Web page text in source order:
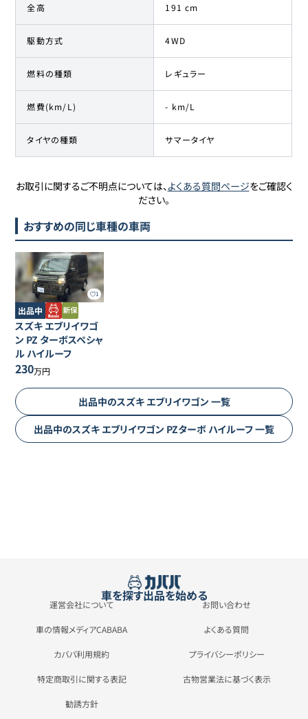
全高 191 cm
駆動方式 4WD
燃料の種類 レギュラー
燃費(km/L) - km/L
タイヤの種類 サマータイヤ
お取引に関するご不明点については、よくある質問ページをご確認く
ださい。
おすすめの同じ車種の車両
1
出品中
スズキ エブリイワゴ
ン PZ ターボスペシャ
ル ハイルーフ
230万円
出品中のスズキ エブリイワゴン 一覧
出品中のスズキ エブリイワゴン PZターボ ハイルーフ一覧
車を探す出品を始める
運営会社について お問い合わせ
車の情報メディアCABABA よくある質問
カババ利用規約 プライバシーポリシー
特定商取引に関する表記 古物営業法に基づく表示
勧誘方針